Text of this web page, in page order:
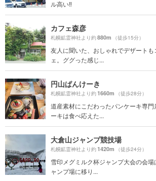
ル高い‼️
カフェ森彦
札幌鉱霊神社より約880m （徒歩15分）
友人に聞いた、おしゃれでデザート
ェ。ググった感じ...
円山ぱんけーき
札幌鉱霊神社より約1660m （徒歩28分）
道産素材にこだわったパンケーキ専
ーキは食べ応えた...
大倉山ジャンプ競技場
札幌鉱霊神社より約1420m （徒歩24分）
雪印メグミルク杯ジャンプ大会の会
ャンプ場に移り...